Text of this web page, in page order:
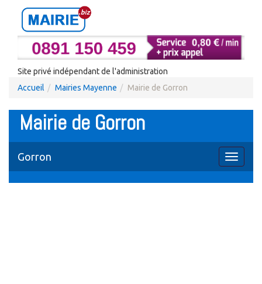
Site privé indépendant de l'administration
Accueil
Mairies Mayenne Mairie de Gorron
Mairie de Gorron
Toggle
Gorron